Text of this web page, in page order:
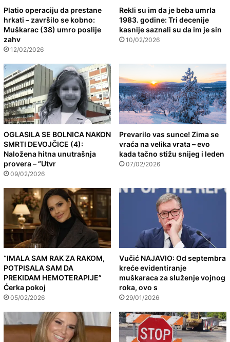
Platio operaciju da prestane
hrkati – završilo se kobno:
Muškarac (38) umro poslije
zahv
12/02/2026
Rekli su im da je beba umrla
1983. godine: Tri decenije
kasnije saznali su da im je sin
10/02/2026
OGLASILA SE BOLNICA NAKON
SMRTI DEVOJČICE (4):
Naložena hitna unutrašnja
provera – “Utvr
09/02/2026
Prevarilo vas sunce! Zima se
vraća na velika vrata – evo
kada tačno stižu snijeg i leden
07/02/2026
“IMALA SAM RAK ZA RAKOM,
POTPISALA SAM DA
PREKIDAM HEMOTERAPIJE”
Ćerka pokoj
05/02/2026
Vučić NAJAVIO: Od septembra
kreće evidentiranje
muškaraca za služenje vojnog
roka, ovo s
29/01/2026